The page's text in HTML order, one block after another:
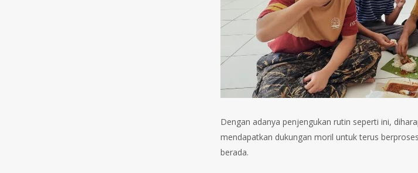
Dengan adanya penjengukan rutin seperti ini,
mendapatkan dukungan moril untuk terus
berada.